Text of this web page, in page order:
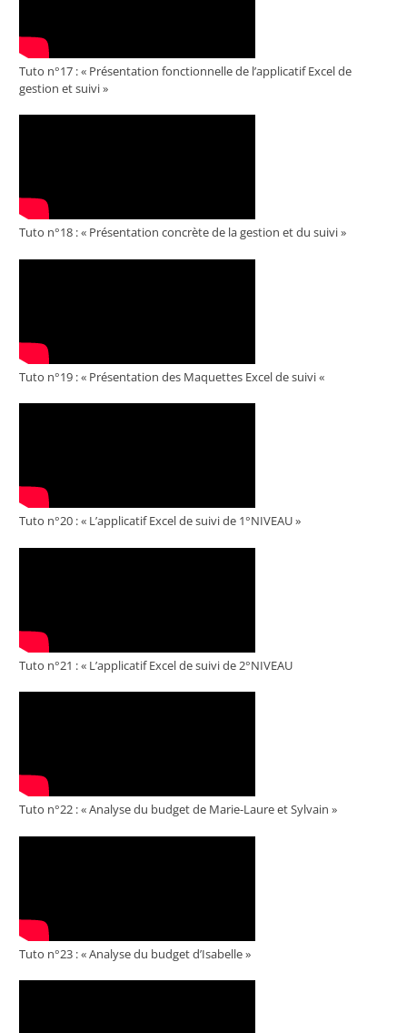
Tuto n°17 : « Présentation fonctionnelle de l’applicatif Excel de
gestion et suivi »
Tuto n°18 : « Présentation concrète de la gestion et du suivi »
Tuto n°19 : « Présentation des Maquettes Excel de suivi «
Tuto n°20 : « L’applicatif Excel de suivi de 1°NIVEAU »
Tuto n°21 : « L’applicatif Excel de suivi de 2°NIVEAU
Tuto n°22 : « Analyse du budget de Marie-Laure et Sylvain »
Tuto n°23 : « Analyse du budget d’Isabelle »